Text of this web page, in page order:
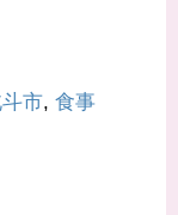
市, 食事